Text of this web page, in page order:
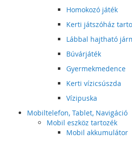
Homokozó játék
Kerti játszóház
Lábbal hajtható
Búvárjáték
Gyermekmedence
Kerti vízicsúszda
Vízipuska
Mobiltelefon, Tablet, Navigáció
Mobil eszköz tartozék
Mobil akkumulátor